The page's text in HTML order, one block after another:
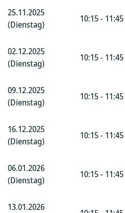
25.11.2025
(Dienstag)
10:15 - 11:45
02.12.2025
(Dienstag)
10:15 - 11:45
09.12.2025
(Dienstag)
10:15 - 11:45
16.12.2025
(Dienstag)
10:15 - 11:45
06.01.2026
(Dienstag)
10:15 - 11:45
13.01.2026